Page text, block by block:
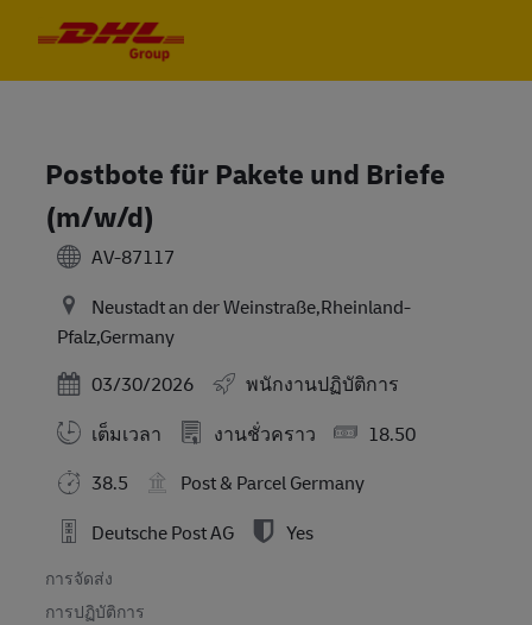
Postbote für Pakete und Briefe
(m/w/d)
AV-87117
Neustadt an der Weinstraße,Rheinland-
Pfalz,Germany
Posted Date
03/30/2026
พนักงานปฏิบัติการ
เต็มเวลา
งานชั่วคราว
18.50
38.5
Post & Parcel Germany
Deutsche Post AG
Yes
การจัดส่ง
การปฏิบัติการ